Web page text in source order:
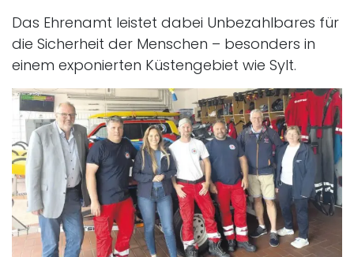
Das Ehrenamt leistet dabei Unbezahlbares für
die Sicherheit der Menschen – besonders in
einem exponierten Küstengebiet wie Sylt.